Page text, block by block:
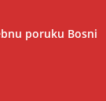
poruku Bosni